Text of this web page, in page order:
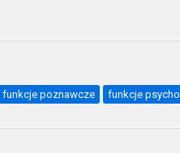
funkcje poznawcze funkcje